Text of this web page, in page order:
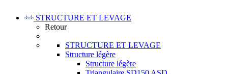
STRUCTURE ET LEVAGE
Retour
STRUCTURE ET LEVAGE
Structure légère
Structure légère